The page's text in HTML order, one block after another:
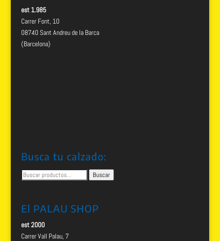
est 1.985
Carrer Font, 10
08740 Sant Andreu de la Barca
(Barcelona)
Busca tu calzado:
Buscar
por:
Buscar
El PALAU SHOP
est 2000
Carrer Vall Palau, 7